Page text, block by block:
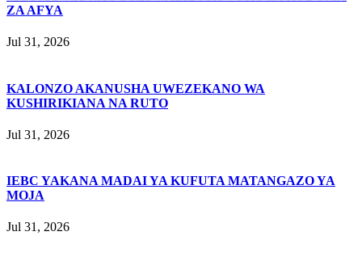
ZA AFYA
Jul 31, 2026
KALONZO AKANUSHA UWEZEKANO WA
KUSHIRIKIANA NA RUTO
Jul 31, 2026
IEBC YAKANA MADAI YA KUFUTA MATANGAZO YA
MOJA
Jul 31, 2026